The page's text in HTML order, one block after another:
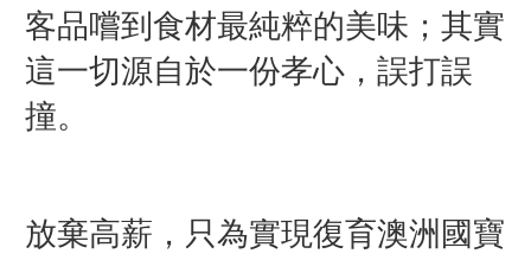
客品嚐到食材最純粹的美味；其實
這一切源自於一份孝心，誤打誤
撞。
放棄高薪，只為實現復育澳洲國寶